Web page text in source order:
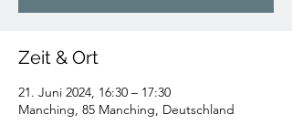
Zeit & Ort
21. Juni 2024, 16:30 – 17:30
Manching, 85 Manching, Deutschland